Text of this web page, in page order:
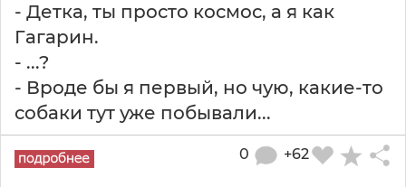
- Детка, ты просто космос, а я как
Гагарин.
- ...?
- Вроде бы я первый, но чую, какие-то
собаки тут уже побывали...
+62
0